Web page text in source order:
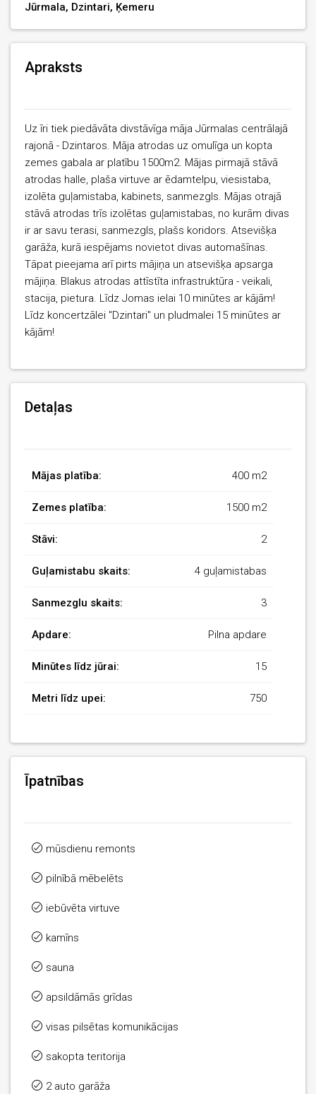
Jūrmala, Dzintari, Ķemeru
Apraksts
Uz īri tiek piedāvāta divstāvīga māja Jūrmalas centrālajā
rajonā - Dzintaros. Māja atrodas uz omulīga un kopta
zemes gabala ar platību 1500m2. Mājas pirmajā stāvā
atrodas halle, plaša virtuve ar ēdamtelpu, viesistaba,
izolēta guļamistaba, kabinets, sanmezgls. Mājas otrajā
stāvā atrodas trīs izolētas guļamistabas, no kurām divas
ir ar savu terasi, sanmezgls, plašs koridors. Atsevišķa
garāža, kurā iespējams novietot divas automašīnas.
Tāpat pieejama arī pirts mājiņa un atsevišķa apsarga
mājiņa. Blakus atrodas attīstīta infrastruktūra - veikali,
stacija, pietura. Līdz Jomas ielai 10 minūtes ar kājām!
Līdz koncertzālei "Dzintari" un pludmalei 15 minūtes ar
kājām!
Detaļas
Mājas platība: 400 m2
Zemes platība: 1500 m2
Stāvi: 2
Guļamistabu skaits: 4 guļamistabas
Sanmezglu skaits: 3
Apdare: Pilna apdare
Minūtes līdz jūrai: 15
Metri līdz upei: 750
Īpatnības
mūsdienu remonts
pilnībā mēbelēts
iebūvēta virtuve
kamīns
sauna
apsildāmās grīdas
visas pilsētas komunikācijas
sakopta teritorija
2 auto garāža